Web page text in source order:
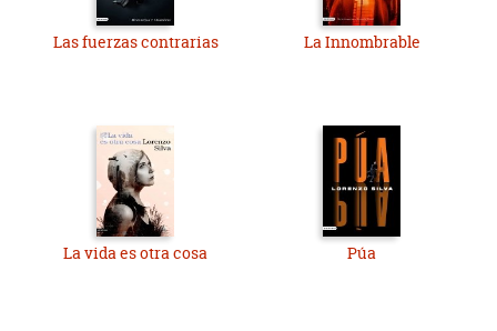
Las fuerzas contrarias La Innombrable
La vida es otra cosa Púa